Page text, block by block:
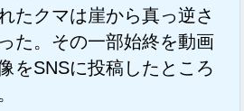
たクマは崖から真っ逆さ
た。その一部始終を動画
をSNSに投稿したところ